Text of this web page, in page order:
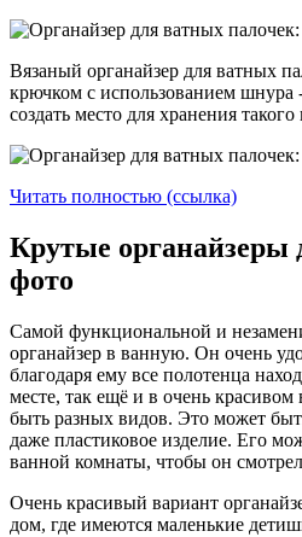
Вязаный органайзер для ватных
крючком с использованием шнура
создать место для хранения
Читать полностью (ссылка)
Крутые органайзеры
фото
Самой функциональной и
органайзер в ванную. Он очень
благодаря ему все полотенца
месте, так ещё и в очень
быть разных видов. Это может
даже пластиковое изделие. Его
ванной комнаты, чтобы он
Очень красивый вариант
дом, где имеются маленькие